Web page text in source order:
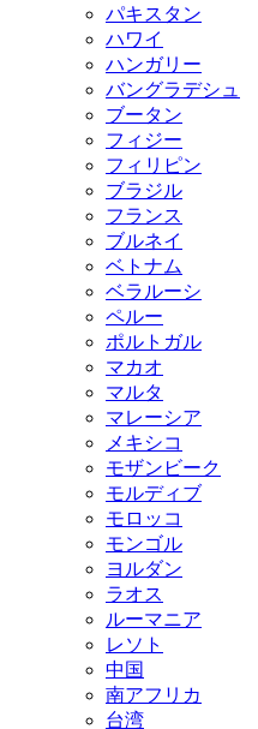
パキスタン
ハワイ
ハンガリー
バングラデシュ
ブータン
フィジー
フィリピン
ブラジル
フランス
ブルネイ
ベトナム
ベラルーシ
ペルー
ポルトガル
マカオ
マルタ
マレーシア
メキシコ
モザンビーク
モルディブ
モロッコ
モンゴル
ヨルダン
ラオス
ルーマニア
レソト
中国
南アフリカ
台湾